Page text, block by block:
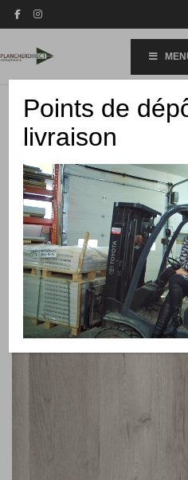
Points de
livraison